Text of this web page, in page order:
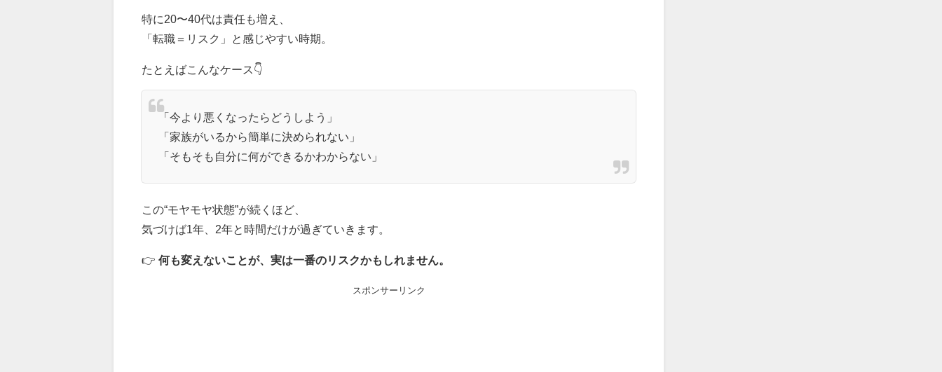
特に20〜40代は責任も増え、
「転職＝リスク」と感じやすい時期。
たとえばこんなケース👇
「今より悪くなったらどうしよう」
「家族がいるから簡単に決められない」
「そもそも自分に何ができるかわからない」
この“モヤモヤ状態”が続くほど、
気づけば1年、2年と時間だけが過ぎていきます。
👉何も変えないことが、実は一番のリスクかもしれません。
スポンサーリンク